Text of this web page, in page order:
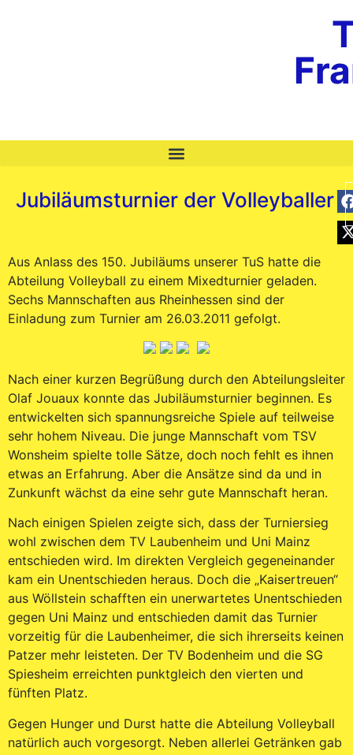
Jubiläumsturnier der Volleyballer
Aus Anlass des 150. Jubiläums unserer TuS hatte die
Abteilung Volleyball zu einem Mixedturnier geladen.
Sechs Mannschaften aus Rheinhessen sind der
Einladung zum Turnier am 26.03.2011 gefolgt.
Nach einer kurzen Begrüßung durch den Abteilungsleiter
Olaf Jouaux konnte das Jubiläumsturnier beginnen. Es
entwickelten sich spannungsreiche Spiele auf teilweise
sehr hohem Niveau. Die junge Mannschaft vom TSV
Wonsheim spielte tolle Sätze, doch noch fehlt es ihnen
etwas an Erfahrung. Aber die Ansätze sind da und in
Zunkunft wächst da eine sehr gute Mannschaft heran.
Nach einigen Spielen zeigte sich, dass der Turniersieg
wohl zwischen dem TV Laubenheim und Uni Mainz
entschieden wird. Im direkten Vergleich gegeneinander
kam ein Unentschieden heraus. Doch die „Kaisertreuen“
aus Wöllstein schafften ein unerwartetes Unentschieden
gegen Uni Mainz und entschieden damit das Turnier
vorzeitig für die Laubenheimer, die sich ihrerseits keinen
Patzer mehr leisteten. Der TV Bodenheim und die SG
Spiesheim erreichten punktgleich den vierten und
fünften Platz.
Gegen Hunger und Durst hatte die Abteilung Volleyball
natürlich auch vorgesorgt. Neben allerlei Getränken gab